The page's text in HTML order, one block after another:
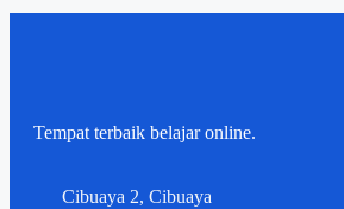
Tempat terbaik belajar online.
Cibuaya 2, Cibuaya